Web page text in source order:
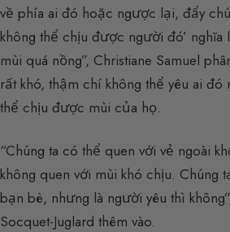
về phía ai đó hoặc ngược lại, đẩy
không thể chịu được người đó’
mùi quá nồng”, Christiane Samuel
rất khó, thậm chí không thể yêu ai đó
thể chịu được mùi của họ.
“Chúng ta có thể quen với vẻ ngoài
không quen với mùi khó chịu. Chúng
bạn bè, nhưng là người yêu thì
Socquet-Juglard thêm vào.